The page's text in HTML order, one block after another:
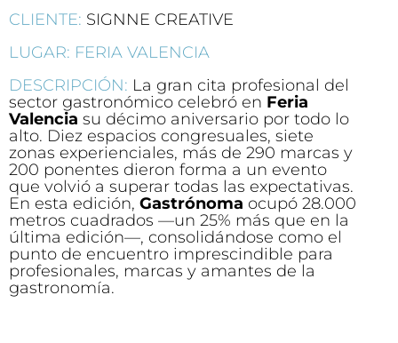
CLIENTE: SIGNNE CREATIVE
LUGAR: FERIA VALENCIA
DESCRIPCIÓN: La gran cita profesional del
sector gastronómico celebró en Feria
Valencia su décimo aniversario por todo lo
alto. Diez espacios congresuales, siete
zonas experienciales, más de 290 marcas y
200 ponentes dieron forma a un evento
que volvió a superar todas las expectativas.
En esta edición, Gastrónoma ocupó 28.000
metros cuadrados —un 25% más que en la
última edición—, consolidándose como el
punto de encuentro imprescindible para
profesionales, marcas y amantes de la
gastronomía.